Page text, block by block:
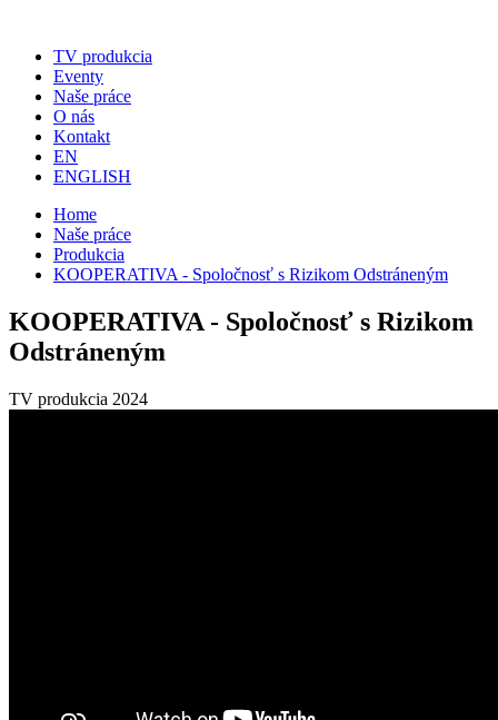
TV produkcia
Eventy
Naše práce
O nás
Kontakt
EN
ENGLISH
Home
Naše práce
Produkcia
KOOPERATIVA - Spoločnosť s Rizikom Odstráneným
KOOPERATIVA - Spoločnosť s Rizikom
Odstráneným
TV produkcia 2024